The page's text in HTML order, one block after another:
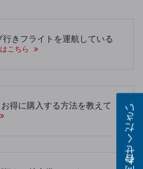
きフライトを運航している
こちら
得に購入する方法を教えて
お問い合わせください